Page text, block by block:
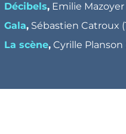
Décibels, Emilie
Gala, Sébastien Catroux
La scène, Cyrille